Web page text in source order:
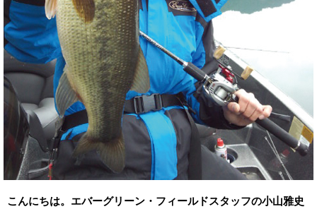
こんにちは。エバーグリーン・フィールドスタッフの小山雅史